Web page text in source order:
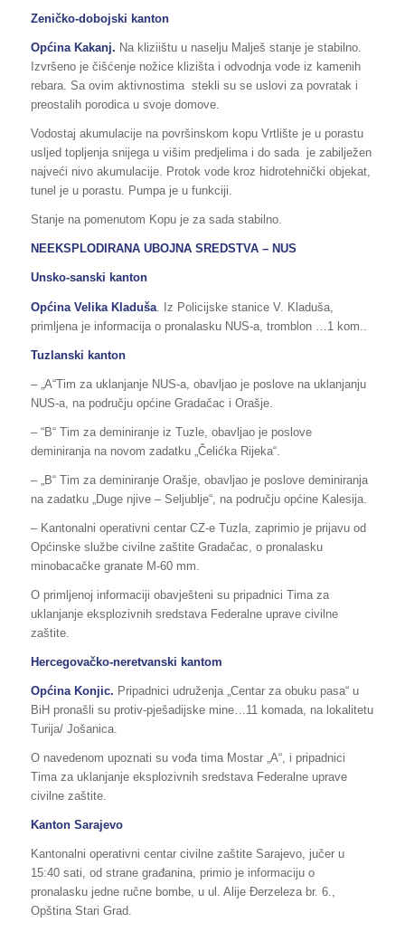
Zeničko-dobojski kanton
Općina Kakanj. Na kliziištu u naselju Malješ stanje je stabilno.
Izvršeno je čišćenje nožice klizišta i odvodnja vode iz kamenih
rebara. Sa ovim aktivnostima stekli su se uslovi za povratak i
preostalih porodica u svoje domove.
Vodostaj akumulacije na površinskom kopu Vrtlište je u porastu
usljed topljenja snijega u višim predjelima i do sada je zabilježen
najveći nivo akumulacije. Protok vode kroz hidrotehnički objekat,
tunel je u porastu. Pumpa je u funkciji.
Stanje na pomenutom Kopu je za sada stabilno.
NEEKSPLODIRANA UBOJNA SREDSTVA – NUS
Unsko-sanski kanton
Općina Velika Kladuša. Iz Policijske stanice V. Kladuša,
primljena je informacija o pronalasku NUS-a, tromblon …1 kom..
Tuzlanski kanton
– „A“Tim za uklanjanje NUS-a, obavljao je poslove na uklanjanju
NUS-a, na području općine Gradačac i Orašje.
– “B“ Tim za deminiranje iz Tuzle, obavljao je poslove
deminiranja na novom zadatku „Čelićka Rijeka“.
– „B“ Tim za deminiranje Orašje, obavljao je poslove deminiranja
na zadatku „Duge njive – Seljublje“, na području općine Kalesija.
– Kantonalni operativni centar CZ-e Tuzla, zaprimio je prijavu od
Općinske službe civilne zaštite Gradačac, o pronalasku
minobacačke granate M-60 mm.
O primljenoj informaciji obavješteni su pripadnici Tima za
uklanjanje eksplozivnih sredstava Federalne uprave civilne
zaštite.
Hercegovačko-neretvanski kantom
Općina Konjic. Pripadnici udruženja „Centar za obuku pasa“ u
BiH pronašli su protiv-pješadijske mine…11 komada, na lokalitetu
Turija/ Jošanica.
O navedenom upoznati su vođa tima Mostar „A“, i pripadnici
Tima za uklanjanje eksplozivnih sredstava Federalne uprave
civilne zaštite.
Kanton Sarajevo
Kantonalni operativni centar civilne zaštite Sarajevo, jučer u
15:40 sati, od strane građanina, primio je informaciju o
pronalasku jedne ručne bombe, u ul. Alije Đerzeleza br. 6.,
Opština Stari Grad.